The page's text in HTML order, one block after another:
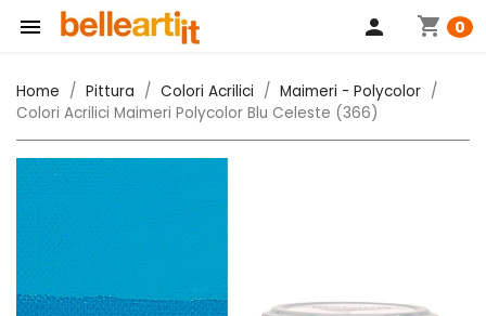
 shopping_cart 0
person
Home Pittura Colori Acrilici
Maimeri - Polycolor
Colori Acrilici Maimeri Polycolor Blu Celeste (366)